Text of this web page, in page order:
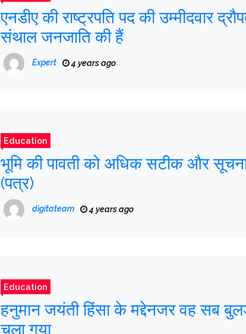
एनडीए की राष्ट्रपति पद की उम्मीदवार
संथाल जनजाति की हैं
Expert 4 years ago
Education
भूमि की पावती को अधिक सटीक और
(पत्र)
digitateam 4 years ago
Education
हनुमान जयंती हिंसा के मद्देनजर वह सब
चला गया